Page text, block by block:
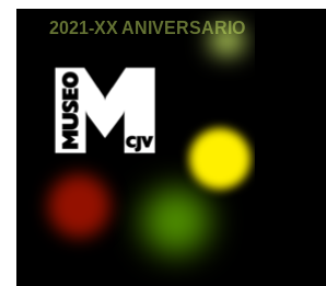
2021-XX ANIVERSARIO